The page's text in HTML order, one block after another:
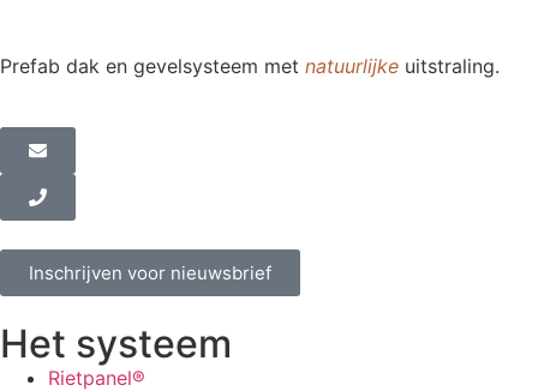
Prefab dak en gevelsysteem met natuurlijke uitstraling.
Inschrijven voor nieuwsbrief
Het systeem
Rietpanel®